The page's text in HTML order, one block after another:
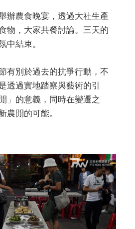
辦農食晚宴，透過大社生產
物，大家共餐討論。三天的
中結束。
有別於過去的抗爭行動，不
透過實地踏察與藝術的引
」的意義，同時在變遷之
農閒的可能。